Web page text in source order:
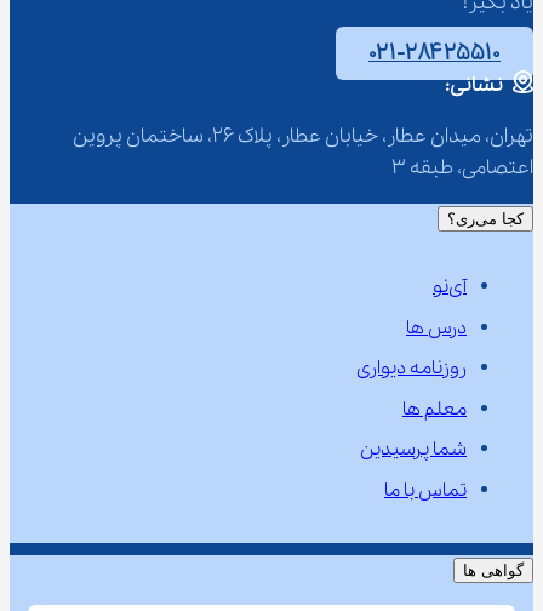
۰۲۱-۲۸۴۲۵۵۱۰
نشانی:
تهران، میدان عطار، خیابان عطار، پلاک 26، ساختمان پروین
اعتصامی، طبقه 3
کجا می‌ری؟
آی‌نو
درس ها
روزنامه دیواری
معلم ها
شما پرسیدین
تماس با ما
گواهی ها